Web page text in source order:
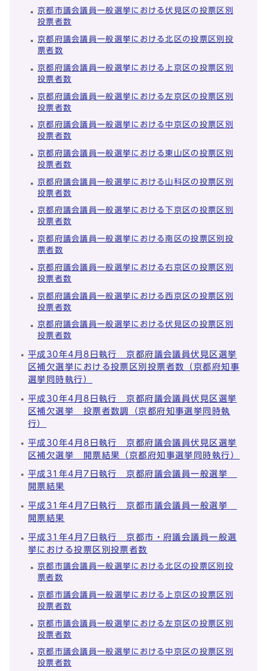
京都市議会議員一般選挙における伏見区の投票区別
投票者数
京都府議会議員一般選挙における北区の投票区別投
票者数
京都府議会議員一般選挙における上京区の投票区別
投票者数
京都府議会議員一般選挙における左京区の投票区別
投票者数
京都府議会議員一般選挙における中京区の投票区別
投票者数
京都府議会議員一般選挙における東山区の投票区別
投票者数
京都府議会議員一般選挙における山科区の投票区別
投票者数
京都府議会議員一般選挙における下京区の投票区別
投票者数
京都府議会議員一般選挙における南区の投票区別投
票者数
京都府議会議員一般選挙における右京区の投票区別
投票者数
京都府議会議員一般選挙における西京区の投票区別
投票者数
京都府議会議員一般選挙における伏見区の投票区別
投票者数
平成30年4月8日執行 京都府議会議員伏見区選挙
区補欠選挙における投票区別投票者数（京都府知事
選挙同時執行）
平成30年4月8日執行 京都府議会議員伏見区選挙
区補欠選挙 投票者数調（京都府知事選挙同時執
行）
平成30年4月8日執行 京都府議会議員伏見区選挙
区補欠選挙 開票結果（京都府知事選挙同時執行）
平成31年4月7日執行 京都府議会議員一般選挙
開票結果
平成31年4月7日執行 京都市議会議員一般選挙
開票結果
平成31年4月7日執行 京都市・府議会議員一般選
挙における投票区別投票者数
京都市議会議員一般選挙における北区の投票区別投
票者数
京都市議会議員一般選挙における上京区の投票区別
投票者数
京都市議会議員一般選挙における左京区の投票区別
投票者数
京都市議会議員一般選挙における中京区の投票区別
投票者数